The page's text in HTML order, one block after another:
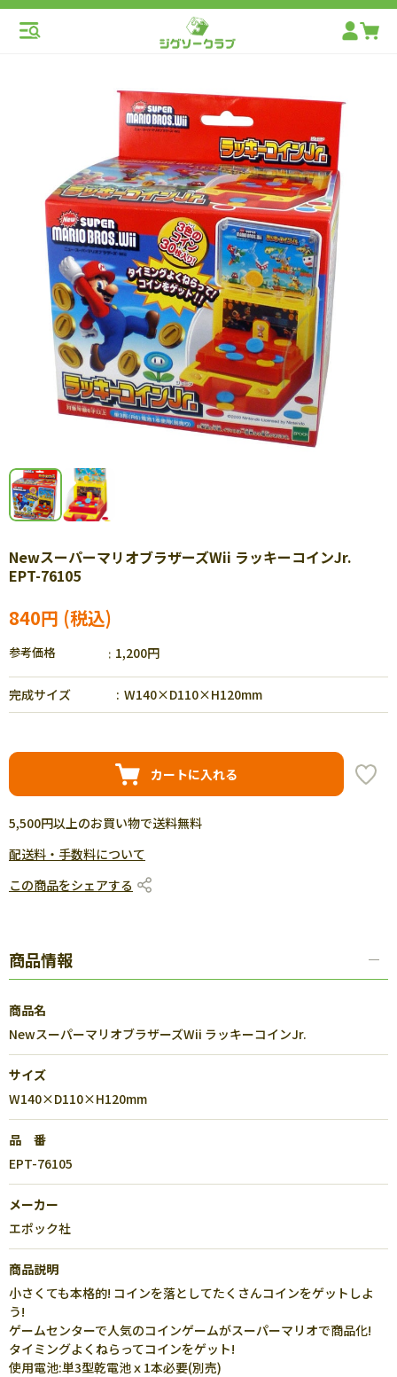
NewスーパーマリオブラザーズWii ラッキーコインJr.
EPT-76105
840円
参考価格 1,200円
完成サイズ W140×D110×H120mm
カートに入れる
5,500円以上のお買い物で送料無料
配送料・手数料について
この商品をシェアする
商品情報
商品名
NewスーパーマリオブラザーズWii ラッキーコインJr.
サイズ
W140×D110×H120mm
品 番
EPT-76105
メーカー
エポック社
商品説明
小さくても本格的! コインを落としてたくさんコインをゲットしよ
う!
ゲームセンターで人気のコインゲームがスーパーマリオで商品化!
タイミングよくねらってコインをゲット!
使用電池:単3型乾電池ｘ1本必要(別売)